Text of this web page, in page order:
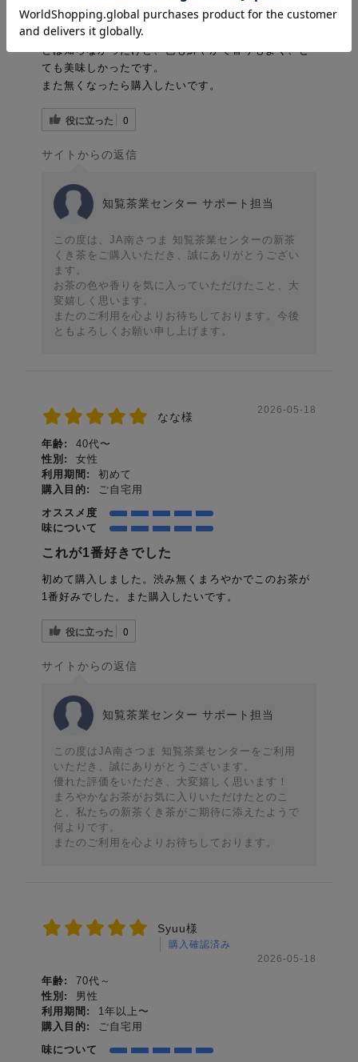
味について
初めて注文しましたが新茶茎茶、茎茶にも新茶がある
とは知らなかったけど、色も鮮やかで香りもよく、と
ても美味しかったです。
また無くなったら購入したいです。
役に立った 0
サイトからの返信
知覧茶業センター サポート担当
この度は、JA南さつま 知覧茶業センターの新茶
くき茶をご購入いただき、誠にありがとうござい
ます。
お茶の色や香りを気に入っていただけたこと、大
変嬉しく思います。
またのご利用を心よりお待ちしております。今後
ともよろしくお願い申し上げます。
なな様
2026-05-18
年齢:
40代〜
性別:
女性
利用期間:
初めて
購入目的:
ご自宅用
オススメ度
味について
これが1番好きでした
初めて購入しました。渋み無くまろやかでこのお茶が
1番好みでした。また購入したいです。
役に立った 0
サイトからの返信
知覧茶業センター サポート担当
この度はJA南さつま 知覧茶業センターをご利用
いただき、誠にありがとうございます。
優れた評価をいただき、大変嬉しく思います！
まろやかなお茶がお気に入りいただけたとのこ
と、私たちの新茶くき茶がご期待に添えたようで
何よりです。
またのご利用を心よりお待ちしております。
Syuu様
購入確認済み
2026-05-18
年齢:
70代～
性別:
男性
利用期間:
1年以上〜
購入目的:
ご自宅用
味について